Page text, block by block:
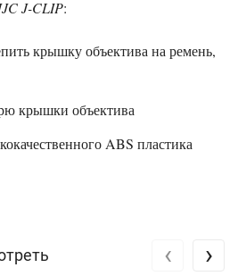
J-CLIP:
крышку объектива на ремень,
крышки объектива
ABS пластика
‹ ›